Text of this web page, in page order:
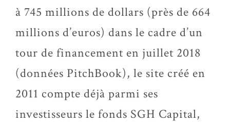
à 745 millions de dollars (près de 664
millions d’euros) dans le cadre d’un
tour de financement en juillet 2018
(données PitchBook), le site créé en
2011 compte déjà parmi ses
investisseurs le fonds SGH Capital,